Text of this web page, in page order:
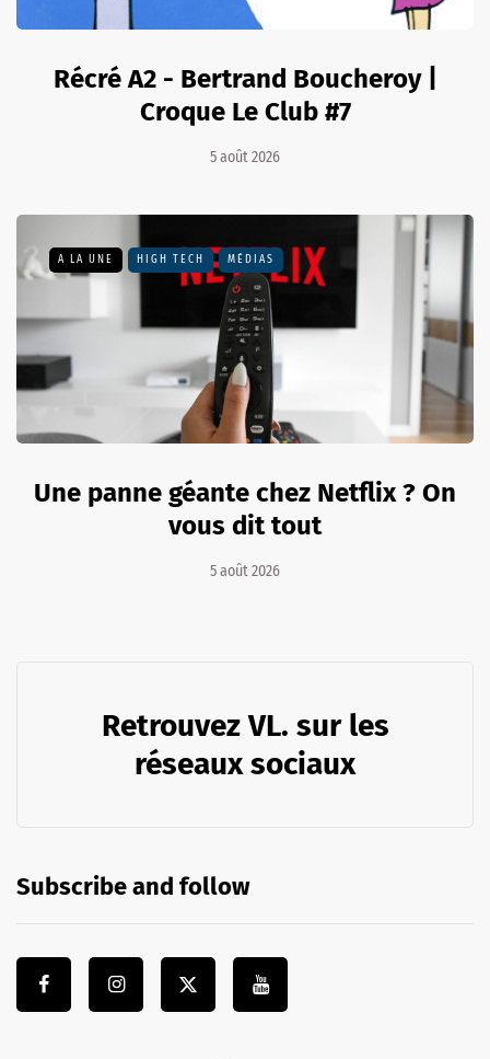
Récré A2 - Bertrand Boucheroy |
Croque Le Club #7
5 août 2026
A LA UNE HIGH TECH MÉDIAS
Une panne géante chez Netflix ? On
vous dit tout
5 août 2026
Retrouvez VL. sur les
réseaux sociaux
Subscribe and follow